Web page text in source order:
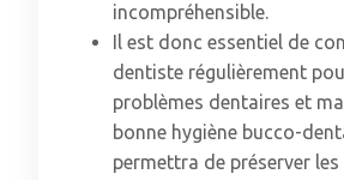
incompréhensible.
Il est donc essentiel de
dentiste régulièrement
problèmes dentaires et
bonne hygiène bucco-
permettra de préserver